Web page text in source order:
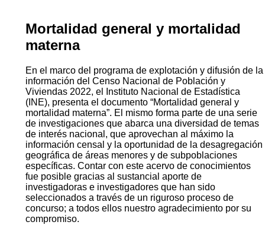
Mortalidad general y mortalidad
materna
En el marco del programa de explotación y difusión de la
información del Censo Nacional de Población y
Viviendas 2022, el Instituto Nacional de Estadística
(INE), presenta el documento “Mortalidad general y
mortalidad materna”. El mismo forma parte de una serie
de investigaciones que abarca una diversidad de temas
de interés nacional, que aprovechan al máximo la
información censal y la oportunidad de la desagregación
geográfica de áreas menores y de subpoblaciones
específicas. Contar con este acervo de conocimientos
fue posible gracias al sustancial aporte de
investigadoras e investigadores que han sido
seleccionados a través de un riguroso proceso de
concurso; a todos ellos nuestro agradecimiento por su
compromiso.